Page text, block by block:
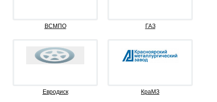
ВСМПО ГАЗ
Евродиск КраМЗ